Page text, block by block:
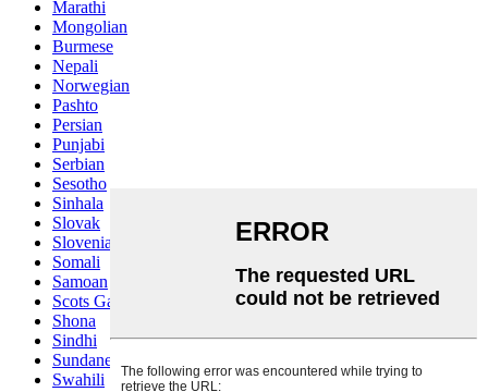
Marathi
Mongolian
Burmese
Nepali
Norwegian
Pashto
Persian
Punjabi
Serbian
Sesotho
Sinhala
Slovak
Slovenian
Somali
Samoan
Scots Gaelic
Shona
Sindhi
Sundanese
Swahili